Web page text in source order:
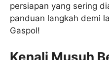
persiapan yang sering
panduan langkah demi
Gaspol!
Kenali Musuh